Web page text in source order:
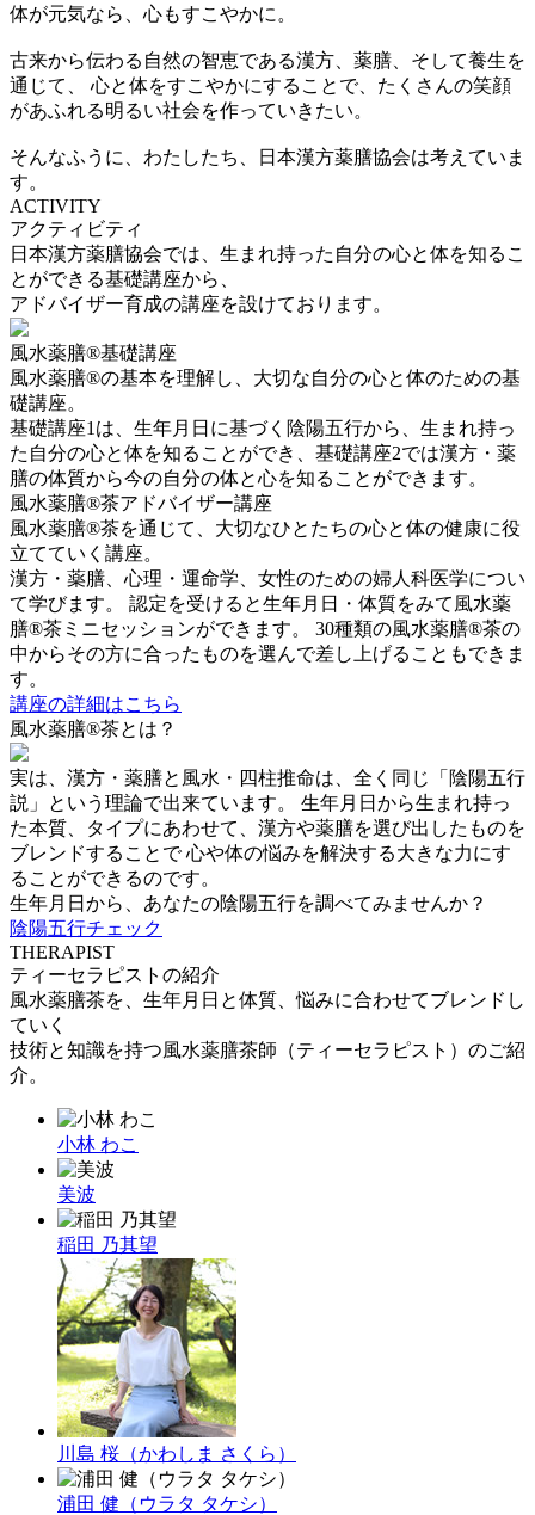
体が元気なら、心もすこやかに。
古来から伝わる自然の智恵である漢方、薬膳、そして養生を
通じて、 心と体をすこやかにすることで、たくさんの笑顔
があふれる明るい社会を作っていきたい。
そんなふうに、わたしたち、日本漢方薬膳協会は考えていま
す。
ACTIVITY
アクティビティ
日本漢方薬膳協会では、生まれ持った自分の心と体を知るこ
とができる基礎講座から、
アドバイザー育成の講座を設けております。
風水薬膳®基礎講座
風水薬膳®の基本を理解し、大切な自分の心と体のための基
礎講座。
基礎講座1は、生年月日に基づく陰陽五行から、生まれ持っ
た自分の心と体を知ることができ、基礎講座2では漢方・薬
膳の体質から今の自分の体と心を知ることができます。
風水薬膳®茶アドバイザー講座
風水薬膳®茶を通じて、大切なひとたちの心と体の健康に役
立てていく講座。
漢方・薬膳、心理・運命学、女性のための婦人科医学につい
て学びます。 認定を受けると生年月日・体質をみて風水薬
膳®茶ミニセッションができます。 30種類の風水薬膳®茶の
中からその方に合ったものを選んで差し上げることもできま
す。
講座の詳細はこちら
風水薬膳®茶とは？
実は、漢方・薬膳と風水・四柱推命は、全く同じ「陰陽五行
説」という理論で出来ています。 生年月日から生まれ持っ
た本質、タイプにあわせて、漢方や薬膳を選び出したものを
ブレンドすることで 心や体の悩みを解決する大きな力にす
ることができるのです。
生年月日から、あなたの陰陽五行を調べてみませんか？
陰陽五行チェック
THERAPIST
ティーセラピストの紹介
風水薬膳茶を、生年月日と体質、悩みに合わせてブレンドし
ていく
技術と知識を持つ風水薬膳茶師（ティーセラピスト）のご紹
介。
小林 わこ
美波
稲田 乃其望
川島 桜（かわしま さくら）
浦田 健（ウラタ タケシ）